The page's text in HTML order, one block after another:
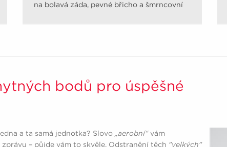
na bolavá záda, pevné břicho a šmrncovní
bodů pro úspěšné
a ta samá jednotka? Slovo „aerobní“vám
– půjde vám to skvěle. Odstranění těch "velkých"